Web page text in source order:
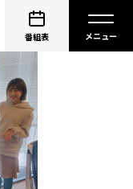
番組表